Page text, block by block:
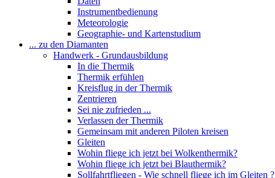
Instrumentbedienung
Meteorologie
Geographie- und Kartenstudium
... zu den Diamanten
Handwerk - Grundausbildung
In die Thermik
Thermik erfühlen
Kreisflug in der Thermik
Zentrieren
Sei nie zufrieden ...
Verlassen der Thermik
Gemeinsam mit anderen Piloten kreisen
Gleiten
Wohin fliege ich jetzt bei Wolkenthermik?
Wohin fliege ich jetzt bei Blauthermik?
Sollfahrtfliegen - Wie schnell fliege ich im Gleiten ?